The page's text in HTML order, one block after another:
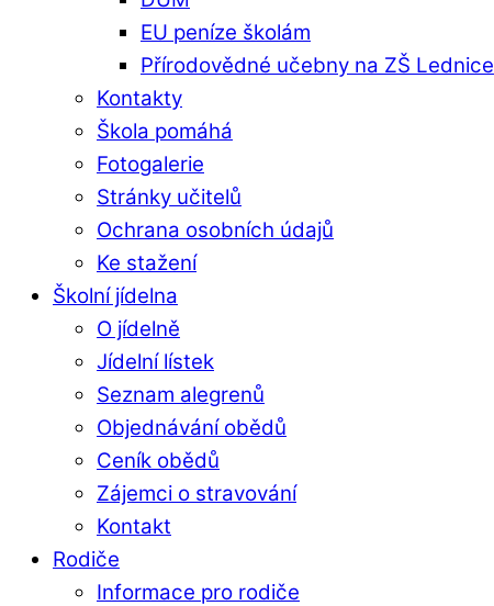
EU peníze školám
Přírodovědné učebny na ZŠ Lednice
Kontakty
Škola pomáhá
Fotogalerie
Stránky učitelů
Ochrana osobních údajů
Ke stažení
Školní jídelna
O jídelně
Jídelní lístek
Seznam alegrenů
Objednávání obědů
Ceník obědů
Zájemci o stravování
Kontakt
Rodiče
Informace pro rodiče